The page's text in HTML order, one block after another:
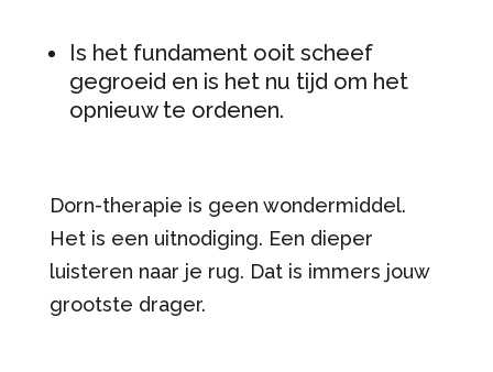
Is het fundament ooit scheef
gegroeid en is het nu tijd om het
opnieuw te ordenen.
Dorn-therapie is geen wondermiddel.
Het is een uitnodiging. Een dieper
luisteren naar je rug. Dat is immers jouw
grootste drager.